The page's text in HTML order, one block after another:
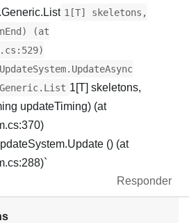
1[T] skeletons,
(at
1[T] skeletons,
updateTiming) (at
() (at
Responder